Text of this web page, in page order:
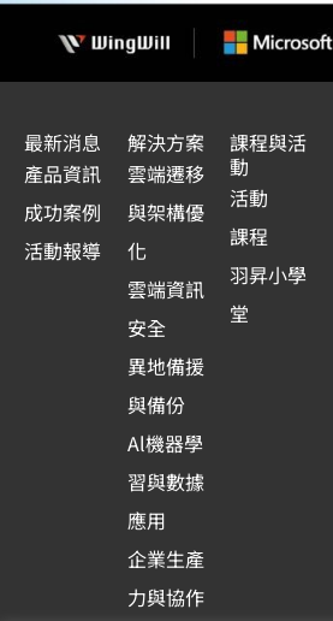
最新消息
產品資訊
成功案例
活動報導
解決方案
雲端遷移
與架構優
化
雲端資訊
安全
異地備援
與備份
Al機器學
習與數據
應用
企業生產
力與協作
課程與活
動
活動
課程
羽昇小學
堂